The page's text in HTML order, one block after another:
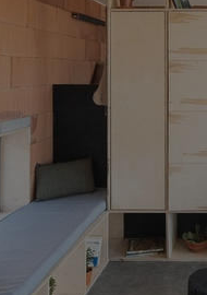
counter
Název
Provider
Název
Název